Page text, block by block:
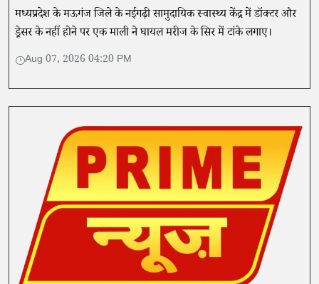
मध्यप्रदेश के मऊगंज जिले के नईगढ़ी सामुदायिक स्वास्थ्य केंद्र में डॉक्टर और
ड्रेसर के नहीं होने पर एक माली ने घायल मरीज के सिर में टांके लगाए।
Aug 07, 2026 04:20 PM